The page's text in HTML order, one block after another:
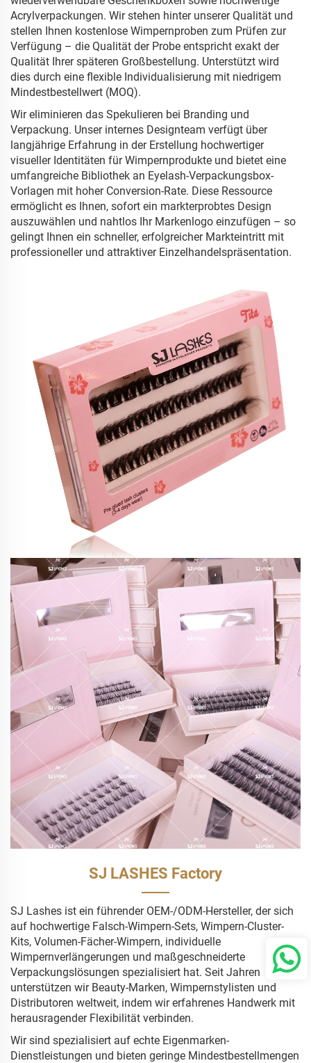
Acrylverpackungen. Wir stehen hinter unserer Qualität und
stellen Ihnen kostenlose Wimpernproben zum Prüfen zur
Verfügung – die Qualität der Probe entspricht exakt der
Qualität Ihrer späteren Großbestellung. Unterstützt wird
dies durch eine flexible Individualisierung mit niedrigem
Mindestbestellwert (MOQ).
Wir eliminieren das Spekulieren bei Branding und
Verpackung. Unser internes Designteam verfügt über
langjährige Erfahrung in der Erstellung hochwertiger
visueller Identitäten für Wimpernprodukte und bietet eine
umfangreiche Bibliothek an Eyelash-Verpackungsbox-
Vorlagen mit hoher Conversion-Rate. Diese Ressource
ermöglicht es Ihnen, sofort ein markterprobtes Design
auszuwählen und nahtlos Ihr Markenlogo einzufügen – so
gelingt Ihnen ein schneller, erfolgreicher Markteintritt mit
professioneller und attraktiver Einzelhandelspräsentation.
SJ LASHES Factory
SJ Lashes ist ein führender OEM-/ODM-Hersteller, der sich
auf hochwertige Falsch-Wimpern-Sets, Wimpern-Cluster-
Kits, Volumen-Fächer-Wimpern, individuelle
Wimpernverlängerungen und maßgeschneiderte
Verpackungslösungen spezialisiert hat. Seit Jahren
unterstützen wir Beauty-Marken, Wimpernstylisten und
Distributoren weltweit, indem wir erfahrenes Handwerk mit
herausragender Flexibilität verbinden.
Wir sind spezialisiert auf echte Eigenmarken-
Dienstleistungen und bieten geringe Mindestbestellmengen